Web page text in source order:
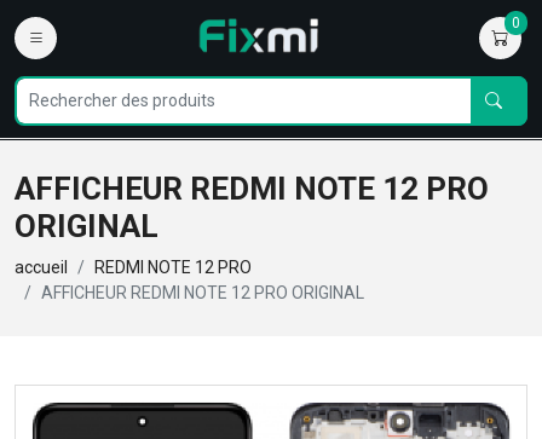
0
AFFICHEUR REDMI NOTE 12 PRO
ORIGINAL
accueil
REDMI NOTE 12 PRO
AFFICHEUR REDMI NOTE 12 PRO ORIGINAL